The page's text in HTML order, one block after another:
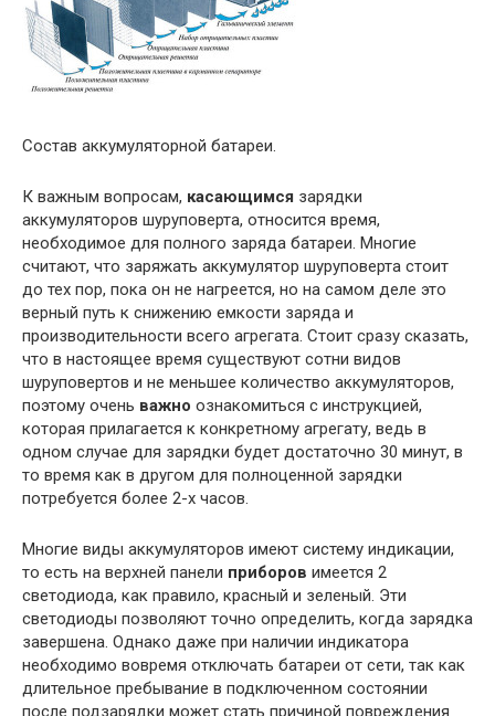
Состав аккумуляторной батареи.
К важным вопросам, касающимся зарядки
аккумуляторов шуруповерта, относится время,
необходимое для полного заряда батареи. Многие
считают, что заряжать аккумулятор шуруповерта стоит
до тех пор, пока он не нагреется, но на самом деле это
верный путь к снижению емкости заряда и
производительности всего агрегата. Стоит сразу сказать,
что в настоящее время существуют сотни видов
шуруповертов и не меньшее количество аккумуляторов,
поэтому очень важно ознакомиться с инструкцией,
которая прилагается к конкретному агрегату, ведь в
одном случае для зарядки будет достаточно 30 минут, в
то время как в другом для полноценной зарядки
потребуется более 2-х часов.
Многие виды аккумуляторов имеют систему индикации,
то есть на верхней панели приборов имеется 2
светодиода, как правило, красный и зеленый. Эти
светодиоды позволяют точно определить, когда зарядка
завершена. Однако даже при наличии индикатора
необходимо вовремя отключать батареи от сети, так как
длительное пребывание в подключенном состоянии
после подзарядки может стать причиной повреждения